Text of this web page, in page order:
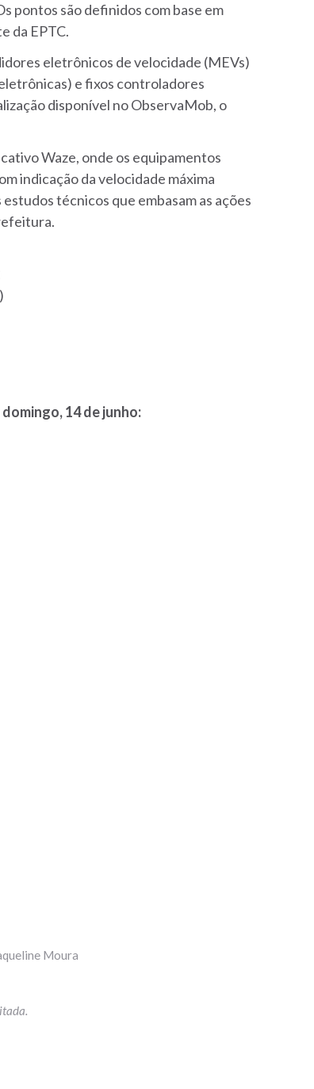
pontos são definidos com base em
da EPTC.
eletrônicos de velocidade (MEVs)
e fixos controladores
disponível no ObservaMob, o
Waze, onde os equipamentos
indicação da velocidade máxima
técnicos que embasam as ações
14 de junho:
Moura